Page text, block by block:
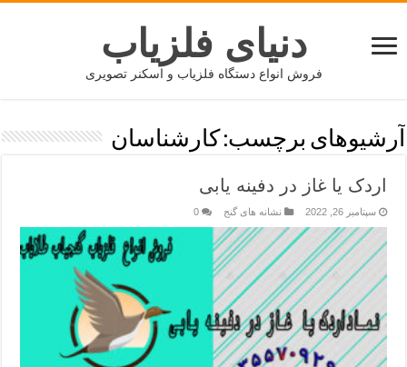
دنیای فلزیاب
فروش انواع دستگاه فلزیاب و اسکنر تصویری
آرشیوهای برچسب: کارشناسان
اردک یا غاز در دفینه یابی
سپتامبر 26, 2022 نشانه های گنج 0